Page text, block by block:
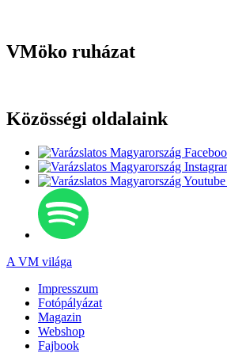
VMöko ruházat
Közösségi oldalaink
A VM világa
Impresszum
Fotópályázat
Magazin
Webshop
Fajbook